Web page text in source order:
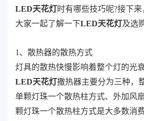
LED天花灯时有哪些技巧呢?接下
大家一起了解一下LED天花灯及选
1、散热器的散热方式
灯具的散热快慢影响着整个灯的光
LED天花灯撒热器主要分为三种，
单颗灯珠一个散热柱方式、外加风
颗灯珠一个散热柱方式是大多数消